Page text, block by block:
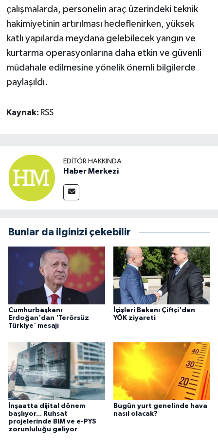
çalışmalarda, personelin araç üzerindeki teknik
hakimiyetinin artırılması hedeflenirken, yüksek
katlı yapılarda meydana gelebilecek yangın ve
kurtarma operasyonlarına daha etkin ve güvenli
müdahale edilmesine yönelik önemli bilgilerde
paylaşıldı.
Kaynak: RSS
EDITÖR HAKKINDA
Haber Merkezi
Bunlar da ilginizi çekebilir
Cumhurbaşkanı
Erdoğan'dan 'Terörsüz
Türkiye' mesajı
İçişleri Bakanı Çiftçi'den
YÖK ziyareti
İnşaatta dijital dönem
başlıyor... Ruhsat
projelerinde BIM ve e-PYS
zorunluluğu geliyor
Bugün yurt genelinde hava
nasıl olacak?